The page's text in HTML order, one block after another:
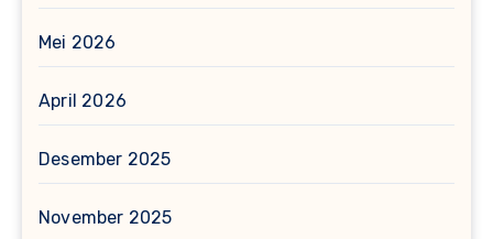
Mei 2026
April 2026
Desember 2025
November 2025